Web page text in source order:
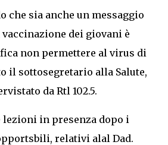
che sia anche un messaggio
dei giovani è
non permettere al virus di
il sottosegretario alla Salute,
da Rtl 102.5.
lezioni in presenza dopo i
relativi alal Dad.